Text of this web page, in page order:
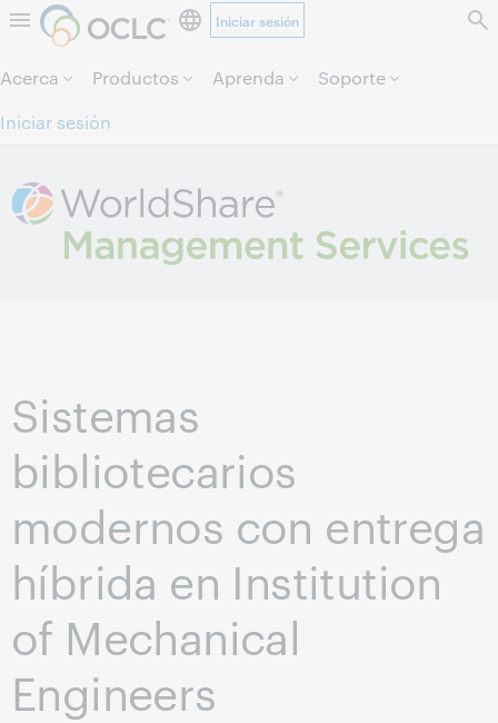
Saltar al contenido.
Iniciar sesión
Acerca Productos Aprenda
Soporte
Iniciar sesión
Sistemas
bibliotecarios
modernos con entrega
híbrida en Institution
of Mechanical
Engineers